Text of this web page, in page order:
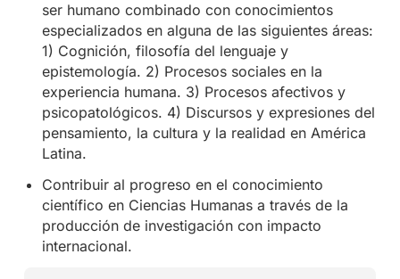
ser humano combinado con conocimientos
especializados en alguna de las siguientes áreas:
1) Cognición, filosofía del lenguaje y
epistemología. 2) Procesos sociales en la
experiencia humana. 3) Procesos afectivos y
psicopatológicos. 4) Discursos y expresiones del
pensamiento, la cultura y la realidad en América
Latina.
Contribuir al progreso en el conocimiento
científico en Ciencias Humanas a través de la
producción de investigación con impacto
internacional.